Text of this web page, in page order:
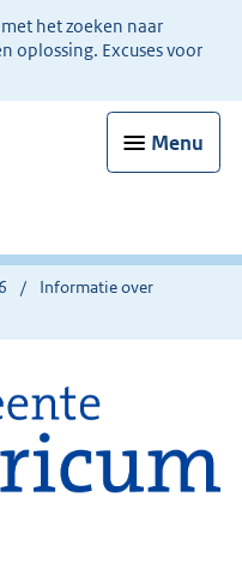
het zoeken naar
oplossing. Excuses voor
Menu
Informatie over